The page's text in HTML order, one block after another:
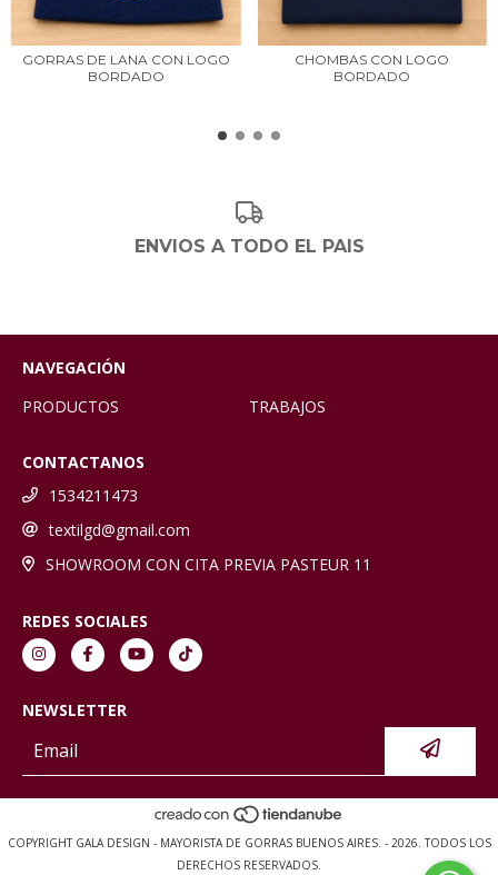
GORRAS DE LANA CON LOGO
BORDADO
CHOMBAS CON LOGO
BORDADO
ENVIOS A TODO EL PAIS
NAVEGACIÓN
PRODUCTOS
TRABAJOS
CONTACTANOS
1534211473
textilgd@gmail.com
SHOWROOM CON CITA PREVIA PASTEUR 11
REDES SOCIALES
NEWSLETTER
COPYRIGHT GALA DESIGN - MAYORISTA DE GORRAS BUENOS AIRES. - 2026. TODOS LOS
DERECHOS RESERVADOS.